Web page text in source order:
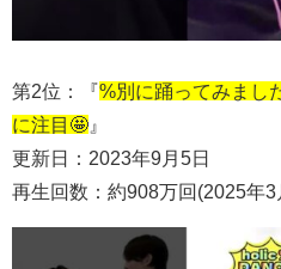
第2位：『%別に踊ってみまし
に注目🤩 』
更新日：2023年9月5日
再生回数：約908万回(2025年3